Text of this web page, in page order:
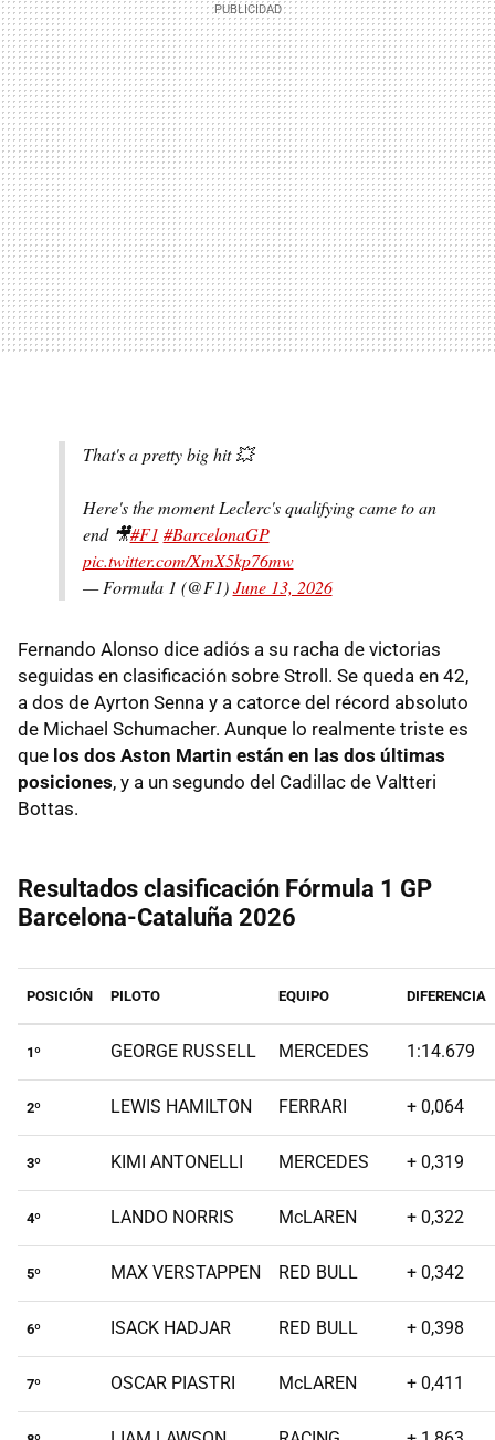
That's a pretty big hit 💥
Here's the moment Leclerc's qualifying came to an
end 🎥#F1 #BarcelonaGP
pic.twitter.com/XmX5kp76mw
— Formula 1 (@F1)June 13, 2026
Fernando Alonso dice adiós a su racha de victorias
seguidas en clasificación sobre Stroll. Se queda en 42,
a dos de Ayrton Senna y a catorce del récord absoluto
de Michael Schumacher. Aunque lo realmente triste es
que los dos Aston Martin están en las dos últimas
posiciones, y a un segundo del Cadillac de Valtteri
Bottas.
Resultados clasificación Fórmula 1 GP
Barcelona-Cataluña 2026
POSICIÓN PILOTO EQUIPO DIFERENCIA
1º GEORGE RUSSELL MERCEDES 1:14.679
2º LEWIS HAMILTON FERRARI + 0,064
3º KIMI ANTONELLI MERCEDES + 0,319
4º LANDO NORRIS McLAREN + 0,322
5º MAX VERSTAPPEN RED BULL + 0,342
6º ISACK HADJAR RED BULL + 0,398
7º OSCAR PIASTRI McLAREN + 0,411